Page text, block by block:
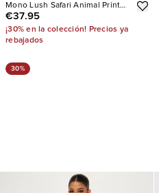
Mono Lush Safari Animal Print
Flare Halter
€37.95
¡30% en la colección! Precios ya
rebajados
30%